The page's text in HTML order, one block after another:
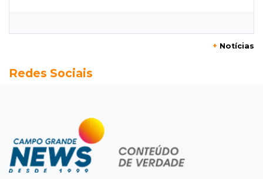
Pet shop é recorrente na venda de cães "fake"
Adoção especial
Cachorrinho que perdeu um olho espera por
novo lar no CCZ
+ Notícias
Redes Sociais